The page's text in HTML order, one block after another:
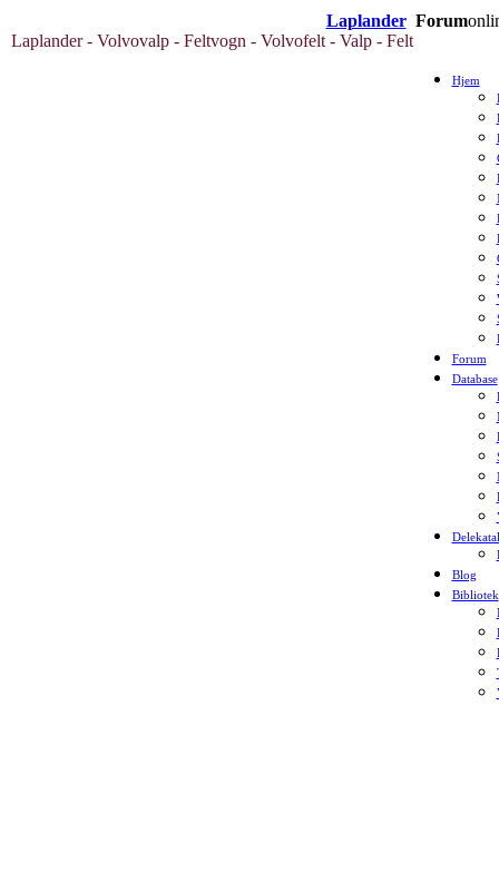
Laplander Forum
Laplander - Volvovalp - Feltvogn - Volvofelt - Valp - Felt
Hjem
Forum
Database
Blog
Bibliotek